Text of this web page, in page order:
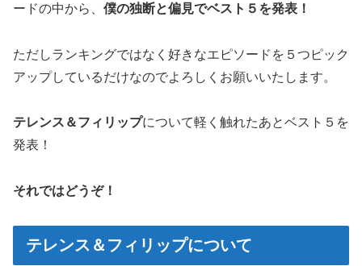
ードの中から、 僕の独断と偏見でベスト５を発表！
ただしランキングではなく好きなエピソードを５つピック
アップしているだけなのでよろしくお願いいたします。
テレンス＆フィリップについて軽く触れたあとベスト５を
発表！
それではどうぞ！
テレンス＆フィリップについて